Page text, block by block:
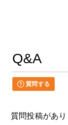
Q&A
質問する
質問投稿があ